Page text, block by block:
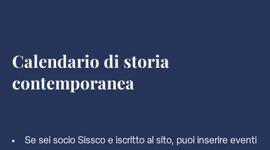
Calendario di storia
contemporanea
Se sei socio Sissco e iscritto al sito, puoi inserire eventi